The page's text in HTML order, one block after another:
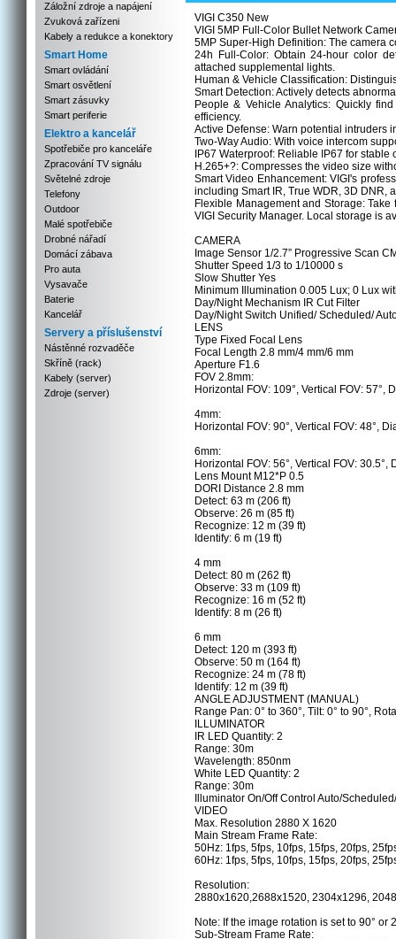
Záložní zdroje a napájení
Zvuková zařízeni
Kabely a redukce a konektory
Smart Home
Smart ovládání
Smart osvětlení
Smart zásuvky
Smart periferie
Elektro a kancelář
Spotřebiče pro kanceláře
Zpracování TV signálu
Světelné zdroje
Telefony
Outdoor
Malé spotřebiče
Drobné nářadí
Domácí zábava
Pro auta
Vysavače
Baterie
Kancelář
Servery a příslušenství
Nástěnné rozvaděče
Skříně (rack)
Kabely (server)
Zdroje (server)
VIGI C350 New
VIGI 5MP Full-Color Bullet Network
5MP Super-High Definition: The camera
24h Full-Color: Obtain 24-hour color
attached supplemental lights.
Human & Vehicle Classification:
Smart Detection: Actively detects
People & Vehicle Analytics: Quickly
efficiency.
Active Defense: Warn potential intruders
Two-Way Audio: With voice intercom
IP67 Waterproof: Reliable IP67 for stable
H.265+?: Compresses the video size
Smart Video Enhancement: VIGI's
including Smart IR, True WDR, 3D DNR,
Flexible Management and Storage:
VIGI Security Manager. Local storage is
CAMERA
Image Sensor 1/2.7” Progressive Scan
Shutter Speed 1/3 to 1/10000 s
Slow Shutter Yes
Minimum Illumination 0.005 Lux; 0 Lux
Day/Night Mechanism IR Cut Filter
Day/Night Switch Unified/ Scheduled/
LENS
Type Fixed Focal Lens
Focal Length 2.8 mm/4 mm/6 mm
Aperture F1.6
FOV 2.8mm:
Horizontal FOV: 109°, Vertical FOV: 57°,
4mm:
Horizontal FOV: 90°, Vertical FOV: 48°,
6mm:
Horizontal FOV: 56°, Vertical FOV: 30.5°,
Lens Mount M12*P 0.5
DORI Distance 2.8 mm
Detect: 63 m (206 ft)
Observe: 26 m (85 ft)
Recognize: 12 m (39 ft)
Identify: 6 m (19 ft)
4 mm
Detect: 80 m (262 ft)
Observe: 33 m (109 ft)
Recognize: 16 m (52 ft)
Identify: 8 m (26 ft)
6 mm
Detect: 120 m (393 ft)
Observe: 50 m (164 ft)
Recognize: 24 m (78 ft)
Identify: 12 m (39 ft)
ANGLE ADJUSTMENT (MANUAL)
Range Pan: 0° to 360°, Tilt: 0° to 90°,
ILLUMINATOR
IR LED Quantity: 2
Range: 30m
Wavelength: 850nm
White LED Quantity: 2
Range: 30m
Illuminator On/Off Control Auto/
VIDEO
Max. Resolution 2880 X 1620
Main Stream Frame Rate:
50Hz: 1fps, 5fps, 10fps, 15fps, 20fps,
60Hz: 1fps, 5fps, 10fps, 15fps, 20fps,
Resolution:
2880x1620,2688x1520, 2304x1296,
Note: If the image rotation is set to 90° or
Sub-Stream Frame Rate: